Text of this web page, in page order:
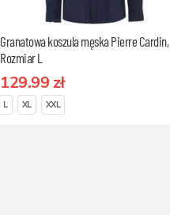
Granatowa koszula męska Pierre Cardin,
Rozmiar L
129.99 zł
L XL XXL